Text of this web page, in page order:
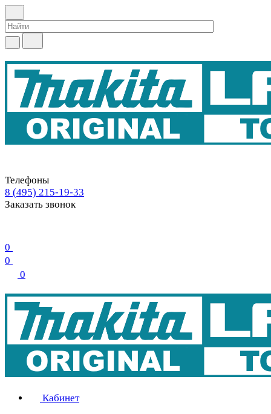
Телефоны
8 (495) 215-19-33
Заказать звонок
0
0
0
Кабинет